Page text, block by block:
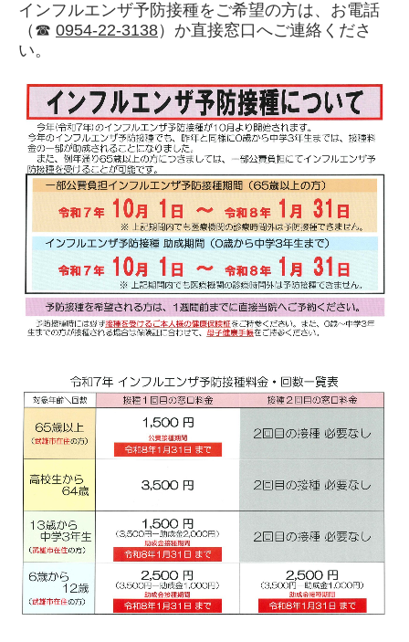
インフルエンザ予防接種をご希望の方は、お電話
（☎ 0954-22-3138）か直接窓口へご連絡くださ
い。